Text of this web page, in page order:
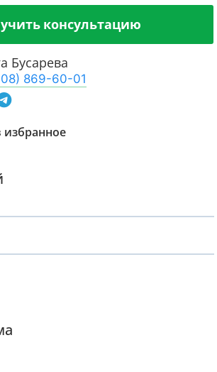
консультацию
Бусарева
869-60-01